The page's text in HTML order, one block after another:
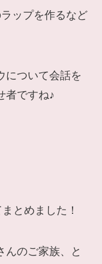
ップを作るなど
について会話を
者ですね♪
とめました！
んのご家族、と